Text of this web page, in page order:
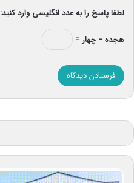
لطفا پاسخ را به عدد انگلیسی وارد کنید:
هجده − چهار =